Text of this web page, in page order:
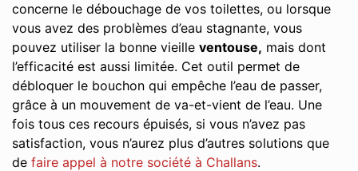
concerne le débouchage de vos toilettes, ou lorsque
vous avez des problèmes d’eau stagnante, vous
pouvez utiliser la bonne vieille ventouse, mais dont
l’efficacité est aussi limitée. Cet outil permet de
débloquer le bouchon qui empêche l’eau de passer,
grâce à un mouvement de va-et-vient de l’eau. Une
fois tous ces recours épuisés, si vous n’avez pas
satisfaction, vous n’aurez plus d’autres solutions que
de faire appel à notre société à Challans.